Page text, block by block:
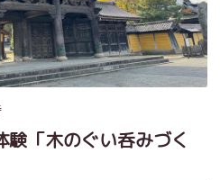
「木のぐい呑みづく